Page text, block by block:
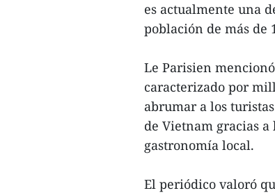
es actualmente una
población de más de
Le Parisien
caracterizado por
abrumar a los
de Vietnam gracias
gastronomía local.
El periódico valoró